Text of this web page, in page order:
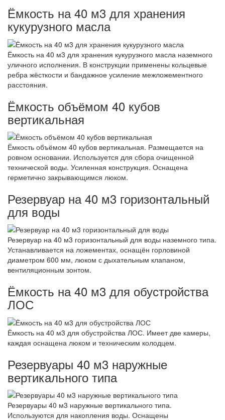
Ёмкость на 40 м3 для хранения
кукурузного масла
Ёмкость на 40 м3 для хранения кукурузного масла наземного
уличного исполнения. В конструкции применены кольцевые
ребра жёсткости и бандажное усиление межложементного
расстояния.
Ёмкость объёмом 40 кубов
вертикальная
Ёмкость объёмом 40 кубов вертикальная. Размещается на
ровном основании. Используется для сбора очищенной
технической воды. Усиленная конструкция. Оснащена
герметично закрывающимся люком.
Резервуар на 40 м3 горизонтальный
для воды
Резервуар на 40 м3 горизонтальный для воды наземного типа.
Устанавливается на ложементах, оснащён горловиной
диаметром 600 мм, люком с дыхательным клапаном,
вентиляционным зонтом.
Ёмкость на 40 м3 для обустройства
ЛОС
Ёмкость на 40 м3 для обустройства ЛОС. Имеет две камеры,
каждая оснащена люком и техническим колодцем.
Резервуары 40 м3 наружные
вертикального типа
Резервуары 40 м3 наружные вертикального типа.
Используются для накопления воды. Оснащены